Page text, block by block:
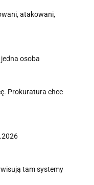
atakowani,
osoba
Prokuratura chce
tam systemy